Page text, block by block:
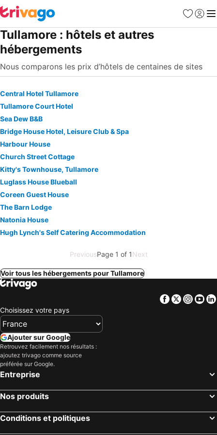
Favoris
Se
Tullamore : hôtels et autres
hébergements
Nous comparons les prix d’hôtels de centaines de sites
Central Hotel Tullamore
Tullamore Court Hotel
Sea Dew B&B
Bridge House Hotel, Leisure Club & Spa
Harbour House
Church Street Cottage
Kitty's Townhouse, Tullamore
Luglass House Blueball
Coreen Guest House
The Barn Lodge
Natonia House
Hugh Lynch's Self Catering Accommodation
PreviousPage 1 of 1Next
Voir tous les hébergements pour Tullamore
Facebook
Twitter
Choisissez votre pays
Ajouter sur Google
Retrouvez facilement nos résultats :
ajoutez trivago comme source
préférée sur Google.
Entreprise
Nos produits
Conditions et politiques